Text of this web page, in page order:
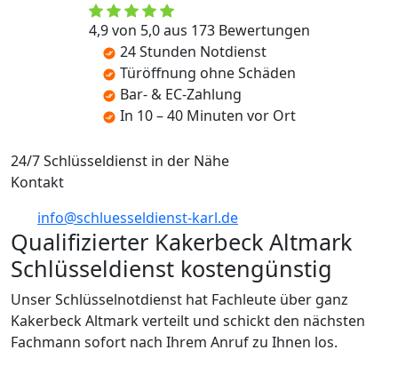
4,9 von 5,0 aus 173 Bewertungen
24 Stunden Notdienst
Türöffnung ohne Schäden
Bar- & EC-Zahlung
In 10 – 40 Minuten vor Ort
24/7 Schlüsseldienst in der Nähe
Kontakt
info@schluesseldienst-karl.de
Qualifizierter Kakerbeck Altmark
Schlüsseldienst kostengünstig
Unser Schlüsselnotdienst hat Fachleute über ganz
Kakerbeck Altmark verteilt und schickt den nächsten
Fachmann sofort nach Ihrem Anruf zu Ihnen los.